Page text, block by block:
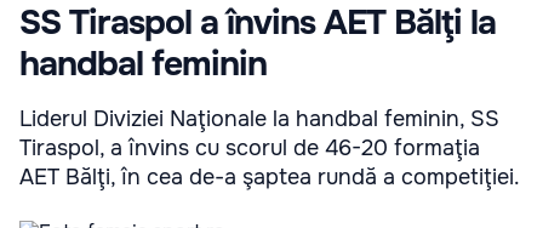
SS Tiraspol a învins AET Bălţi la
handbal feminin
Liderul Diviziei Naţionale la handbal feminin, SS
Tiraspol, a învins cu scorul de 46-20 formaţia
AET Bălţi, în cea de-a şaptea rundă a competiţiei.